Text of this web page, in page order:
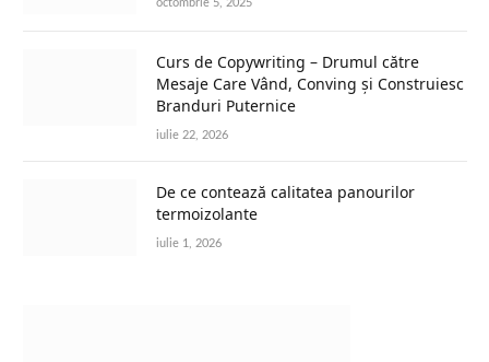
octombrie 5, 2025
Curs de Copywriting – Drumul către
Mesaje Care Vând, Conving și Construiesc
Branduri Puternice
iulie 22, 2026
De ce contează calitatea panourilor
termoizolante
iulie 1, 2026